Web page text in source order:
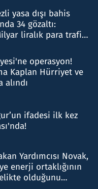
yasa dışı bahis
34 gözaltı:
liralık para trafiği
operasyon!
Kaplan Hürriyet ve
alındı
ifadesi ilk kez
Yardımcısı Novak,
enerji ortaklığının
olduğunu